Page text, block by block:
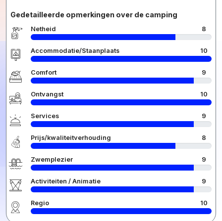
Gedetailleerde opmerkingen over de camping
Netheid 8
Accommodatie/Staanplaats 10
Comfort 9
Ontvangst 10
Services 9
Prijs/kwaliteitverhouding 8
Zwemplezier 9
Activiteiten / Animatie 9
Regio 10